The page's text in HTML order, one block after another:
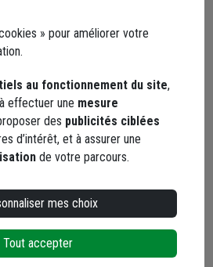
Instagram
» pour améliorer votre
au fonctionnement du site,
effectuer une mesure
des publicités ciblées
d’intérêt, et à assurer une
de votre parcours.
mes choix
Tout accepter